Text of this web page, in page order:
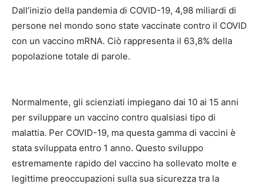
Dall’inizio della pandemia di COVID-19, 4,98 miliardi di
persone nel mondo sono state vaccinate contro il COVID
con un vaccino mRNA. Ciò rappresenta il 63,8% della
popolazione totale di parole.
Normalmente, gli scienziati impiegano dai 10 ai 15 anni
per sviluppare un vaccino contro qualsiasi tipo di
malattia. Per COVID-19, ma questa gamma di vaccini è
stata sviluppata entro 1 anno. Questo sviluppo
estremamente rapido del vaccino ha sollevato molte e
legittime preoccupazioni sulla sua sicurezza tra la